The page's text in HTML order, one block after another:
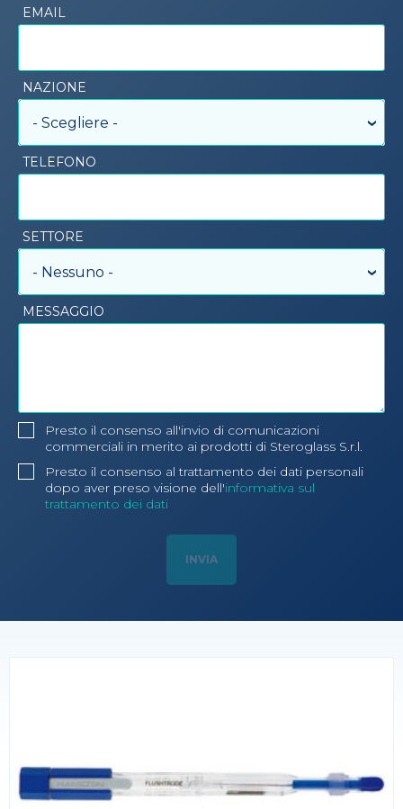
EMAIL
NAZIONE
- Scegliere -
TELEFONO
SETTORE
- Nessuno -
MESSAGGIO
Presto il consenso all'invio di comunicazioni
commerciali in merito ai prodotti di Steroglass S.r.l.
Presto il consenso al trattamento dei dati personali
dopo aver preso visione dell'informativa sul
trattamento dei dati